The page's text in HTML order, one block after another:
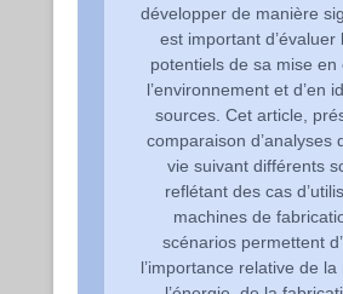
développer de manière
est important d’évaluer
potentiels de sa mise
l’environnement et d’en
sources. Cet article,
comparaison d’analyses
vie suivant différents
reflétant des cas
machines de
scénarios permettent
l’importance relative de